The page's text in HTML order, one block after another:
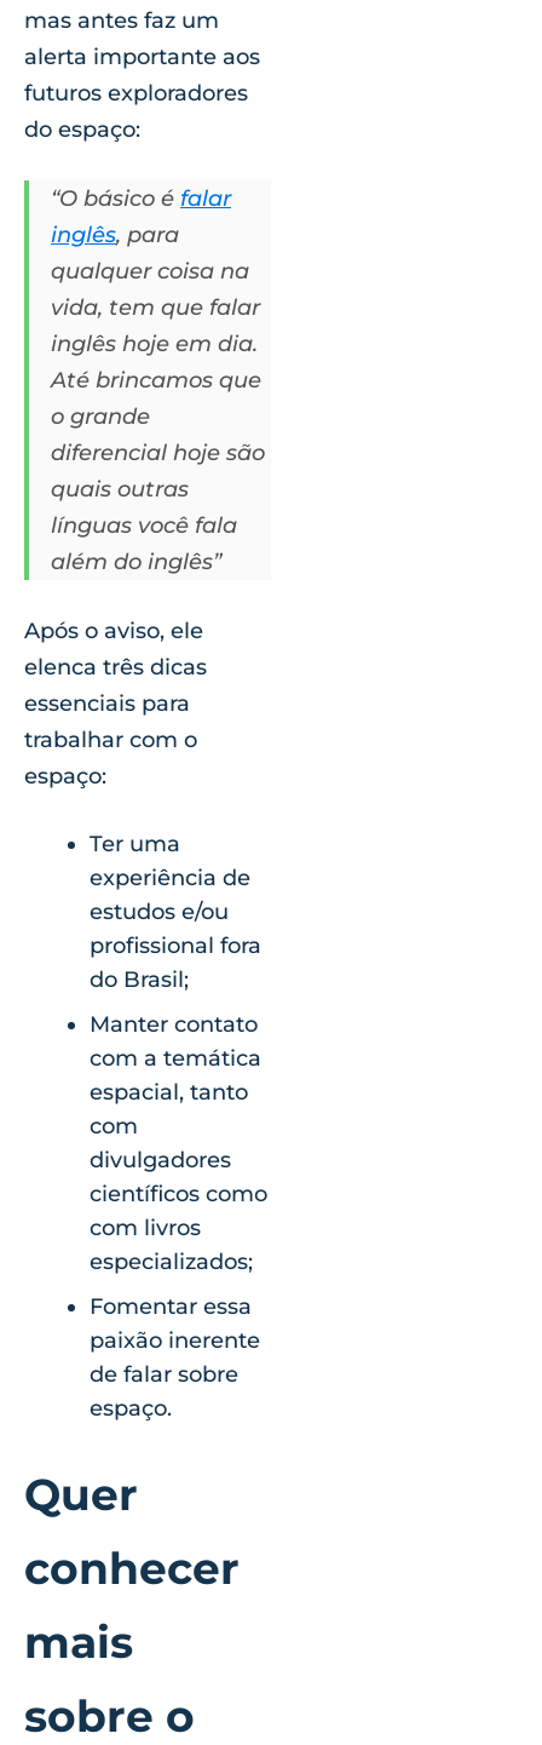
mas antes faz um
alerta importante aos
futuros exploradores
do espaço:
“O básico é falar
inglês, para
qualquer coisa na
vida, tem que falar
inglês hoje em dia.
Até brincamos que
o grande
diferencial hoje são
quais outras
línguas você fala
além do inglês”
Após o aviso, ele
elenca três dicas
essenciais para
trabalhar com o
espaço:
Ter uma
experiência de
estudos e/ou
profissional fora
do Brasil;
Manter contato
com a temática
espacial, tanto
com
divulgadores
científicos como
com livros
especializados;
Fomentar essa
paixão inerente
de falar sobre
espaço.
Quer
conhecer
mais
sobre o